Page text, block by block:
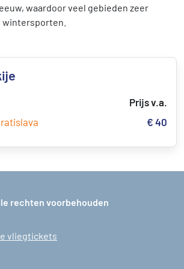
waardoor veel gebieden zeer
wintersporten.
Prijs v.a.
€ 40
rechten voorbehouden
vliegtickets